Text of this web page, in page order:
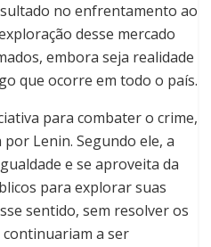
no enfrentamento ao
desse mercado
embora seja realidade
que ocorre em todo o país.
para combater o crime,
Lenin. Segundo ele, a
e se aproveita da
para explorar suas
sentido, sem resolver os
a ser